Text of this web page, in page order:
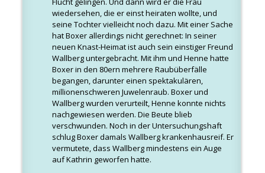
wiedersehen, die er einst heiraten wollte, und
seine Tochter vielleicht noch dazu. Mit einer Sache
hat Boxer allerdings nicht gerechnet: In seiner
neuen Knast-Heimat ist auch sein einstiger Freund
Wallberg untergebracht. Mit ihm und Henne hatte
Boxer in den 80ern mehrere Raubüberfälle
begangen, darunter einen spektakulären,
millionenschweren Juwelenraub. Boxer und
Wallberg wurden verurteilt, Henne konnte nichts
nachgewiesen werden. Die Beute blieb
verschwunden. Noch in der Untersuchungshaft
schlug Boxer damals Wallberg krankenhausreif. Er
vermutete, dass Wallberg mindestens ein Auge
auf Kathrin geworfen hatte.